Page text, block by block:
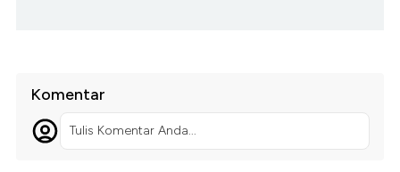
Komentar
Tulis Komentar Anda...